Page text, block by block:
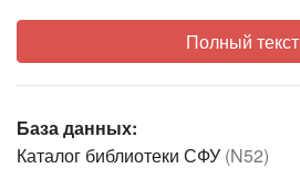
Полный текст
База данных:
Каталог библиотеки СФУ (N52)